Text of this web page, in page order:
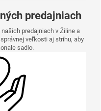
predajniach
predajniach v Žiline a
veľkosti aj strihu, aby
sadlo.